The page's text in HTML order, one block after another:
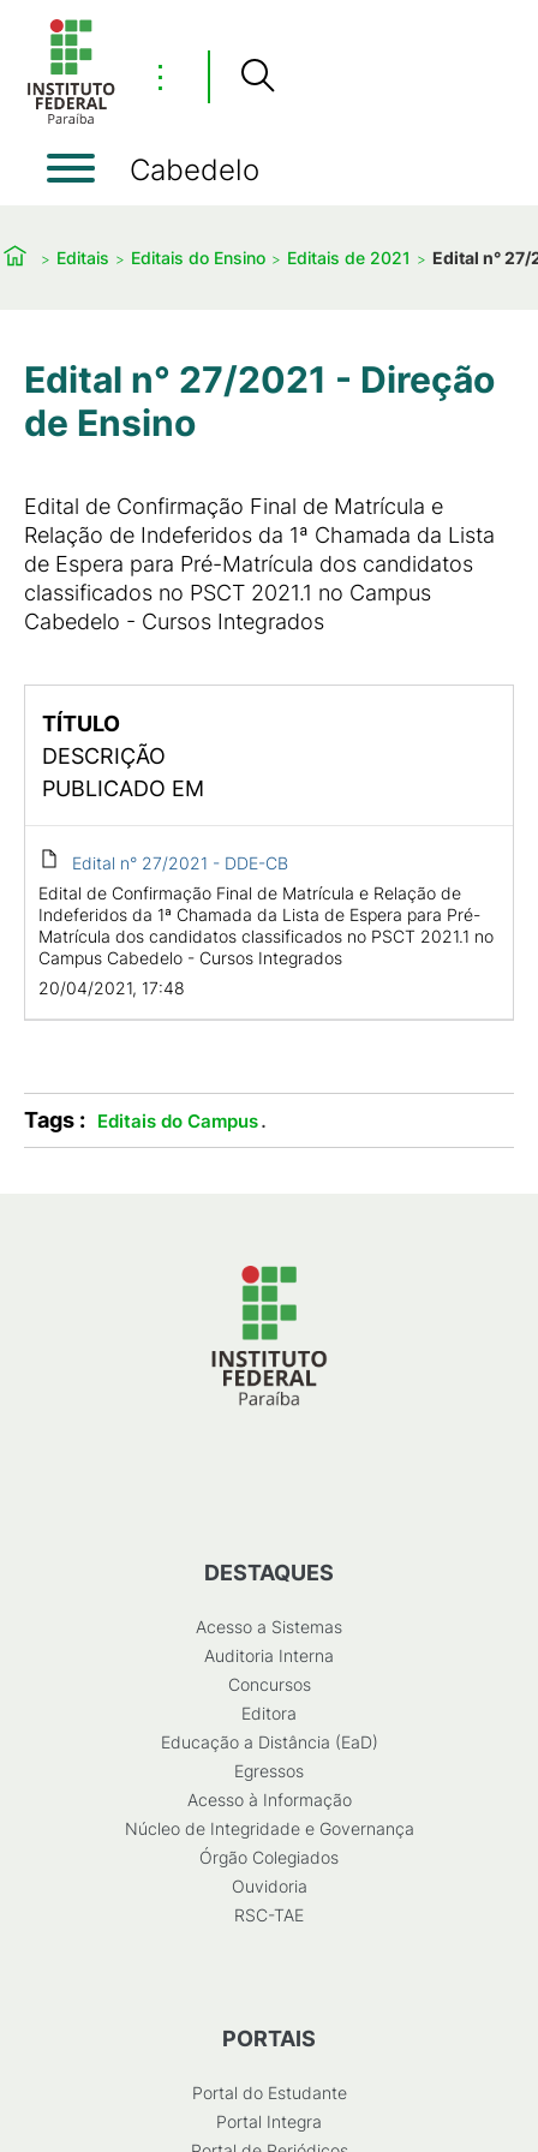
⋮
Cabedelo
Editais Editais do Ensino Editais de 2021 Edital n°
Edital n° 27/2021 - Direção
de Ensino
Edital de Confirmação Final de Matrícula e
Relação de Indeferidos da 1ª Chamada da Lista
de Espera para Pré-Matrícula dos candidatos
classificados no PSCT 2021.1 no Campus
Cabedelo - Cursos Integrados
TÍTULO
DESCRIÇÃO
PUBLICADO EM
Edital n° 27/2021 - DDE-CB
Edital de Confirmação Final de Matrícula e Relação de
Indeferidos da 1ª Chamada da Lista de Espera para Pré-
Matrícula dos candidatos classificados no PSCT 2021.1 no
Campus Cabedelo - Cursos Integrados
20/04/2021, 17:48
Tags : Editais do Campus.
DESTAQUES
Acesso a Sistemas
Auditoria Interna
Concursos
Editora
Educação a Distância (EaD)
Egressos
Acesso à Informação
Núcleo de Integridade e Governança
Órgão Colegiados
Ouvidoria
RSC-TAE
PORTAIS
Portal do Estudante
Portal Integra